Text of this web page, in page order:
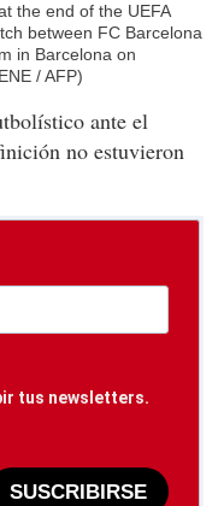
the end of the UEFA
between FC Barcelona
in Barcelona on
/ AFP)
ante el
no estuvieron
tus newsletters.
SUSCRIBIRSE